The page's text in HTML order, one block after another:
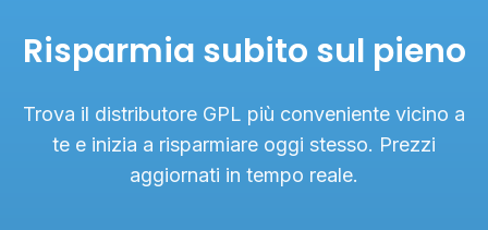
Risparmia subito sul pieno
Trova il distributore GPL più conveniente vicino a
te e inizia a risparmiare oggi stesso. Prezzi
aggiornati in tempo reale.